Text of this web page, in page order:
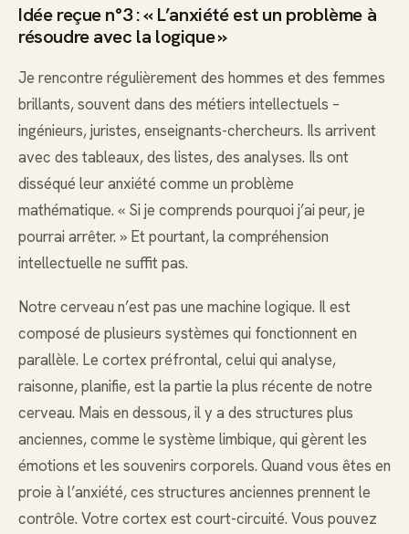
Idée reçue n°3 : « L’anxiété est un problème à
résoudre avec la logique »
Je rencontre régulièrement des hommes et des femmes
brillants, souvent dans des métiers intellectuels –
ingénieurs, juristes, enseignants-chercheurs. Ils arrivent
avec des tableaux, des listes, des analyses. Ils ont
disséqué leur anxiété comme un problème
mathématique. « Si je comprends pourquoi j’ai peur, je
pourrai arrêter. » Et pourtant, la compréhension
intellectuelle ne suffit pas.
Notre cerveau n’est pas une machine logique. Il est
composé de plusieurs systèmes qui fonctionnent en
parallèle. Le cortex préfrontal, celui qui analyse,
raisonne, planifie, est la partie la plus récente de notre
cerveau. Mais en dessous, il y a des structures plus
anciennes, comme le système limbique, qui gèrent les
émotions et les souvenirs corporels. Quand vous êtes en
proie à l’anxiété, ces structures anciennes prennent le
contrôle. Votre cortex est court-circuité. Vous pouvez